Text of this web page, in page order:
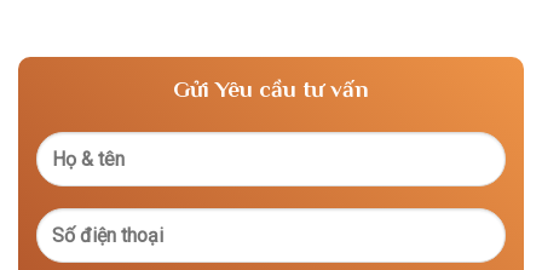
Gửi Yêu cầu tư vấn